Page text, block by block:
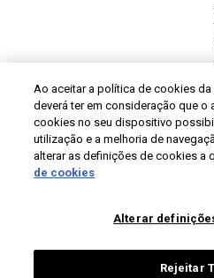
TheoFrameAccountability:
apresentação de resultados:
seminário final
Ao aceitar a política de cookies da
deverá ter em consideração que o
cookies no seu dispositivo
utilização e a melhoria de
alterar as definições de cookies a
de cookies
Alterar
Rejeitar